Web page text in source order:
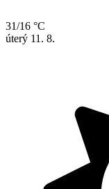
31/16 °C
úterý 11. 8.